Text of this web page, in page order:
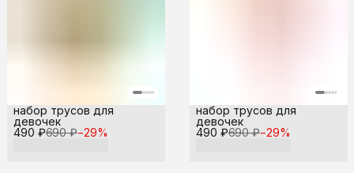
490 ₽690 ₽−29%
набор трусов для
девочек
490 ₽690 ₽−29%
набор трусов для
девочек